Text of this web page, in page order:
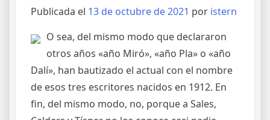
Publicada el 13 de octubre de 2021 por istern
O sea, del mismo modo que declararon
otros años «año Miró», «año Pla» o «año
Dalí», han bautizado el actual con el nombre
de esos tres escritores nacidos en 1912. En
fin, del mismo modo, no, porque a Sales,